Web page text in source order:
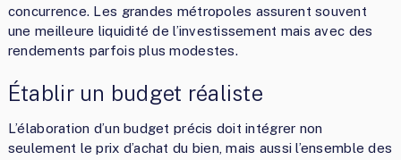
concurrence. Les grandes métropoles assurent souvent
une meilleure liquidité de l’investissement mais avec des
rendements parfois plus modestes.
Établir un budget réaliste
L’élaboration d’un budget précis doit intégrer non
seulement le prix d’achat du bien, mais aussi l’ensemble des